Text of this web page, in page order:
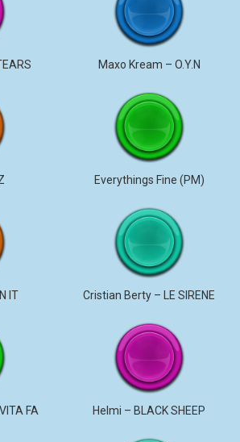
Maxo Kream – O.Y.N
Everythings Fine (PM)
IT Cristian Berty – LE SIRENE
FA Helmi – BLACK SHEEP